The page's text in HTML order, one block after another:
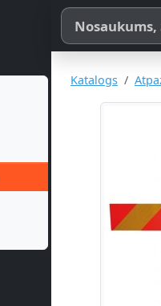
Meklēt pēc
Katalogs